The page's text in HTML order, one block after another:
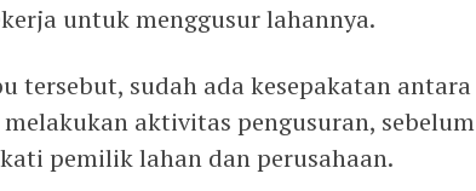
untuk menggusur lahannya.
tersebut, sudah ada kesepakatan antara
aktivitas pengusuran, sebelum
pemilik lahan dan perusahaan.